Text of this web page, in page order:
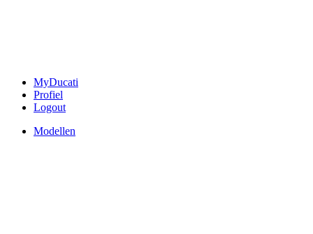
MyDucati
Profiel
Logout
Modellen